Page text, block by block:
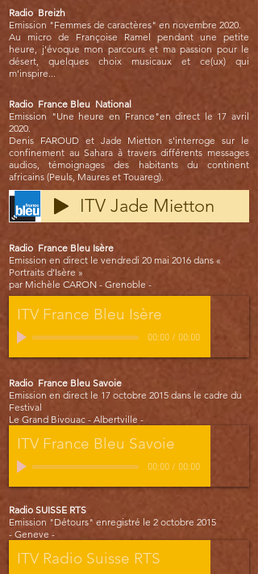
Radio Breizh
Emission "Femmes de caractères" en novembre 2020.
Au micro de Françoise Ramel pendant une petite
heure, j'évoque mon parcours et ma passion pour le
désert, quelques choix musicaux et ce(ux) qui
m'inspire...
Radio France Bleu National
Emission "Une heure en France"en direct le 17 avril
2020.
Denis FAROUD et Jade Mietton s'interroge sur le
confinement au Sahara à travers différents messages
audios, témoignages des habitants du continent
africains (Peuls, Maures et Touareg).
ITV Jade Mietton
Radio France Bleu Isère
Emission en direct le vendredi 20 mai 2016 dans «
Portraits d’Isère »
par Michèle CARON - Grenoble -
ITV France Bleu Isère
00:00/ 00:00
Radio France Bleu Savoie
Emission en direct le 17 octobre 2015 dans le cadre du
Festival
Le Grand Bivouac - Albertville -
ITV France Bleu Savoie
00:00/ 00:00
Radio SUISSE RTS
Emission "Détours" enregistré le 2 octobre 2015
- Geneve -
ITV Radio Suisse RTS